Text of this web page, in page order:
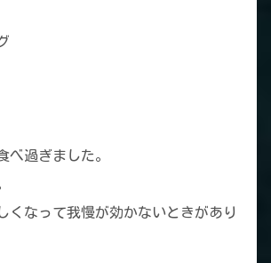
べ過ぎました。
くなって我慢が効かないときがあり